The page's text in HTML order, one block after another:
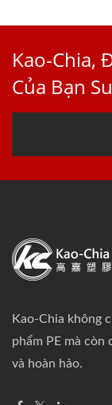
Kao-Chia,
Của Bạn
Kao-Chia không
phẩm PE mà còn
và hoàn hảo.